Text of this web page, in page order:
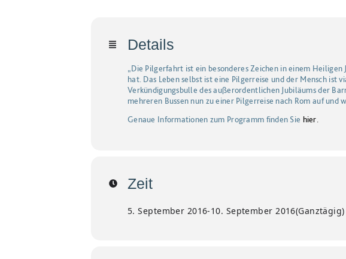
Details
„Die Pilgerfahrt ist ein besonderes Zeichen in einem Heiligen
hat. Das Leben selbst ist eine Pilgerreise und der Mensch ist
Verkündigungsbulle des außerordentlichen Jubiläums der
mehreren Bussen nun zu einer Pilgerreise nach Rom auf
Genaue Informationen zum Programm finden Sie hier.
Zeit
5. September 2016-10. September 2016(Ganztägig)